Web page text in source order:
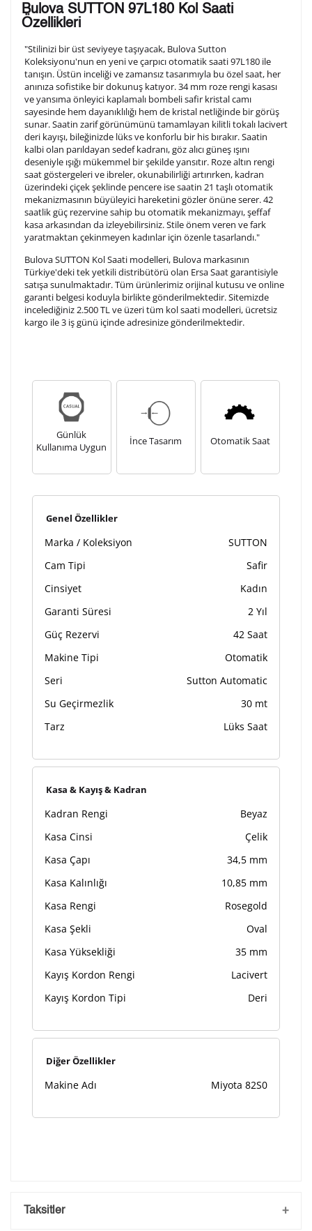
arka kapağına gravür tekniği ile formda belirtmiş
olduğunuz şekilde işlenecektir.
1. Satır
10/ 10
2. Satır
10 / 10
3. Satır
10/ 10
Lütfen font seçiniz
Ön İzleme Kişiselleştir Vazgeç
Kişiselleştirilmiş ürünlerin teslim süresi gravür işleme
sebebi ile 1-2 iş günü uzamaktadır. Gravür İşlemi
Bulova SUTTON 97L180 Kol Saati
Özellikleri
"Stilinizi bir üst seviyeye taşıyacak, Bulova Sutton
Koleksiyonu'nun en yeni ve çarpıcı otomatik saati 97L180 ile
tanışın. Üstün inceliği ve zamansız tasarımıyla bu özel saat, her
anınıza sofistike bir dokunuş katıyor. 34 mm roze rengi kasası
ve yansıma önleyici kaplamalı bombeli safir kristal camı
sayesinde hem dayanıklılığı hem de kristal netliğinde bir görüş
sunar. Saatin zarif görünümünü tamamlayan kilitli tokalı lacivert
deri kayışı, bileğinizde lüks ve konforlu bir his bırakır. Saatin
kalbi olan parıldayan sedef kadranı, göz alıcı güneş ışını
deseniyle ışığı mükemmel bir şekilde yansıtır. Roze altın rengi
saat göstergeleri ve ibreler, okunabilirliği artırırken, kadran
üzerindeki çiçek şeklinde pencere ise saatin 21 taşlı otomatik
mekanizmasının büyüleyici hareketini gözler önüne serer. 42
saatlik güç rezervine sahip bu otomatik mekanizmayı, şeffaf
kasa arkasından da izleyebilirsiniz. Stile önem veren ve fark
yaratmaktan çekinmeyen kadınlar için özenle tasarlandı."
Bulova SUTTON Kol Saati modelleri, Bulova markasının
Türkiye'deki tek yetkili distribütörü olan Ersa Saat garantisiyle
satışa sunulmaktadır. Tüm ürünlerimiz orijinal kutusu ve online
garanti belgesi koduyla birlikte gönderilmektedir. Sitemizde
incelediğiniz 2.500 TL ve üzeri tüm kol saati modelleri, ücretsiz
kargo ile 3 iş günü içinde adresinize gönderilmektedir.
Günlük
Kullanıma Uygun
İnce Tasarım Otomatik Saat
Genel Özellikler
Marka / Koleksiyon
SUTTON
Cam Tipi
Safir
Cinsiyet
Kadın
Garanti Süresi
2 Yıl
Güç Rezervi
42 Saat
Makine Tipi
Otomatik
Seri
Sutton Automatic
Su Geçirmezlik
30 mt
Tarz
Lüks Saat
Kasa & Kayış & Kadran
Kadran Rengi
Beyaz
Kasa Cinsi
Çelik
Kasa Çapı
34,5 mm
Kasa Kalınlığı
10,85 mm
Kasa Rengi
Rosegold
Kasa Şekli
Oval
Kasa Yüksekliği
35 mm
Kayış Kordon Rengi
Lacivert
Kayış Kordon Tipi
Deri
Diğer Özellikler
Makine Adı Miyota 82S0
Taksitler